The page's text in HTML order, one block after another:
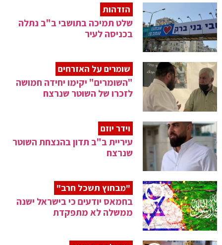
הזדהות
שלט תמיכה בתושבי ב"ב נתלה
בכניסה לעיר
שומרים על האזרחים
"השומרים" יקימו יחידה חמושה
לזכרו של השוטר שנרצח
וידר יוזם
עיריית ב"ב תדון בהנצחת השוטר
שנרצח
"מבחוץ תשכל חרב"
בחמאס יודעים כי בישראל ישנה
ממשלה לא מתפקדת